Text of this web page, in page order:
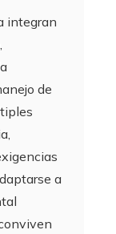
integran
de
a